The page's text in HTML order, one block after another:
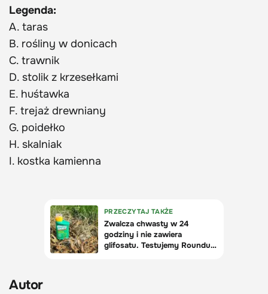
Legenda:
A. taras
B. rośliny w donicach
C. trawnik
D. stolik z krzesełkami
E. huśtawka
F. trejaż drewniany
G. poidełko
H. skalniak
I. kostka kamienna
Autor